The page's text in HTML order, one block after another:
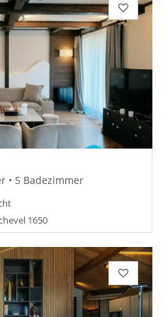
• 5 Badezimmer
1650